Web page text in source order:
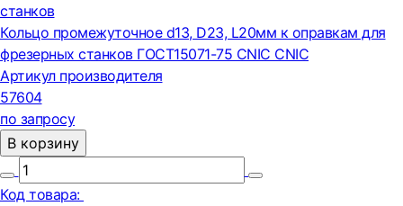
станков
Кольцо промежуточное d13, D23, L20мм к оправкам для
фрезерных станков ГОСТ15071-75 CNIC CNIC
Артикул производителя
57604
по запросу
В корзину
Код товара: